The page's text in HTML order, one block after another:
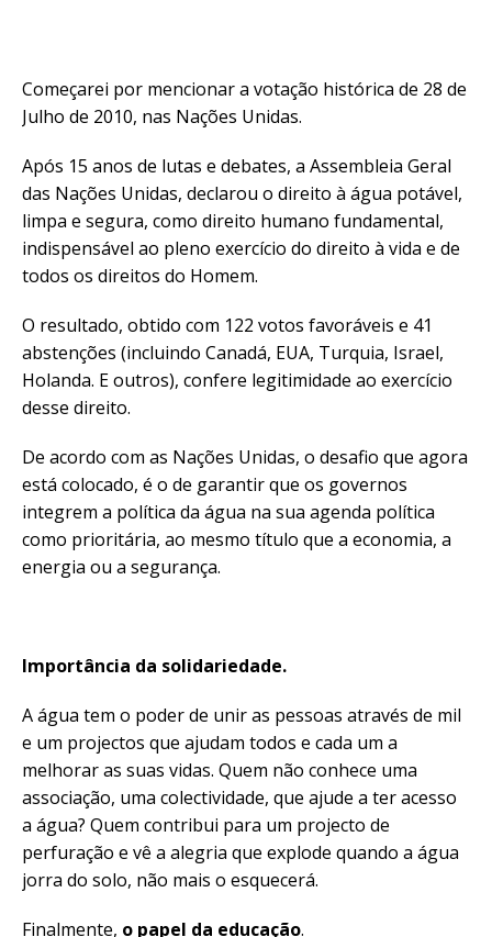
Começarei por mencionar a votação histórica de 28 de
Julho de 2010, nas Nações Unidas.
Após 15 anos de lutas e debates, a Assembleia Geral
das Nações Unidas, declarou o direito à água potável,
limpa e segura, como direito humano fundamental,
indispensável ao pleno exercício do direito à vida e de
todos os direitos do Homem.
O resultado, obtido com 122 votos favoráveis e 41
abstenções (incluindo Canadá, EUA, Turquia, Israel,
Holanda. E outros), confere legitimidade ao exercício
desse direito.
De acordo com as Nações Unidas, o desafio que agora
está colocado, é o de garantir que os governos
integrem a política da água na sua agenda política
como prioritária, ao mesmo título que a economia, a
energia ou a segurança.
Importância da solidariedade.
A água tem o poder de unir as pessoas através de mil
e um projectos que ajudam todos e cada um a
melhorar as suas vidas. Quem não conhece uma
associação, uma colectividade, que ajude a ter acesso
a água? Quem contribui para um projecto de
perfuração e vê a alegria que explode quando a água
jorra do solo, não mais o esquecerá.
Finalmente, o papel da educação.